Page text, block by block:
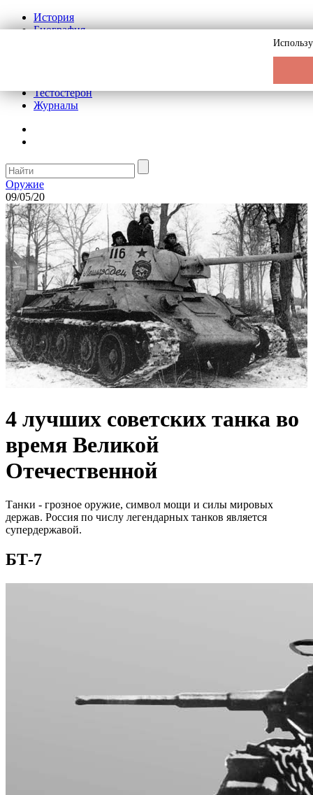
История
Биография
Тестостерон
Журналы
Оружие
09/05/20
4 лучших советских танка во
время Великой
Отечественной
Танки - грозное оружие, символ мощи и силы мировых
держав. Россия по числу легендарных танков является
супердержавой.
БТ-7